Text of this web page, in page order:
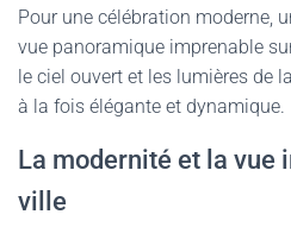
Pour une célébration moderne,
vue panoramique imprenable
le ciel ouvert et les lumières de
à la fois élégante et dynamique.
La modernité et la vue
ville